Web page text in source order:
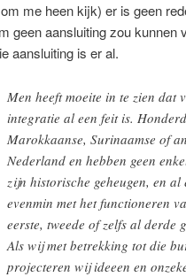
me heen kijk) er is geen
geen aansluiting zou kunnen
aansluiting is er al.
Men heeft moeite in te zien
integratie al een feit is.
Marokkaanse, Surinaamse of
Nederland en hebben geen
zijn historische geheugen, en
evenmin met het functioneren
eerste, tweede of zelfs al derde
Als wij met betrekking tot die
projecteren wij ideeen en